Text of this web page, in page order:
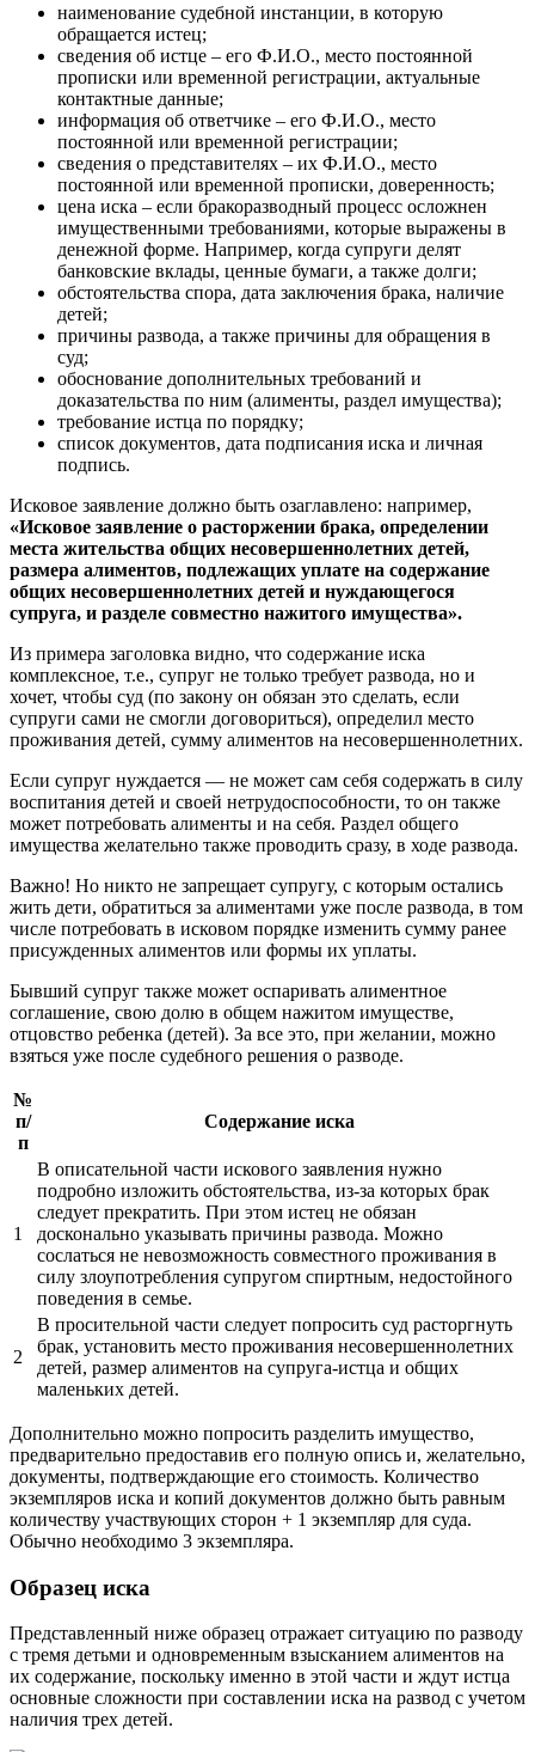
наименование судебной инстанции, в которую
обращается истец;
сведения об истце – его Ф.И.О., место постоянной
прописки или временной регистрации, актуальные
контактные данные;
информация об ответчике – его Ф.И.О., место
постоянной или временной регистрации;
сведения о представителях – их Ф.И.О., место
постоянной или временной прописки, доверенность;
цена иска – если бракоразводный процесс осложнен
имущественными требованиями, которые выражены в
денежной форме. Например, когда супруги делят
банковские вклады, ценные бумаги, а также долги;
обстоятельства спора, дата заключения брака, наличие
детей;
причины развода, а также причины для обращения в
суд;
обоснование дополнительных требований и
доказательства по ним (алименты, раздел имущества);
требование истца по порядку;
список документов, дата подписания иска и личная
подпись.
Исковое заявление должно быть озаглавлено: например,
«Исковое заявление о расторжении брака, определении
места жительства общих несовершеннолетних детей,
размера алиментов, подлежащих уплате на содержание
общих несовершеннолетних детей и нуждающегося
супруга, и разделе совместно нажитого имущества».
Из примера заголовка видно, что содержание иска
комплексное, т.е., супруг не только требует развода, но и
хочет, чтобы суд (по закону он обязан это сделать, если
супруги сами не смогли договориться), определил место
проживания детей, сумму алиментов на несовершеннолетних.
Если супруг нуждается — не может сам себя содержать в силу
воспитания детей и своей нетрудоспособности, то он также
может потребовать алименты и на себя. Раздел общего
имущества желательно также проводить сразу, в ходе развода.
Важно! Но никто не запрещает супругу, с которым остались
жить дети, обратиться за алиментами уже после развода, в том
числе потребовать в исковом порядке изменить сумму ранее
присужденных алиментов или формы их уплаты.
Бывший супруг также может оспаривать алиментное
соглашение, свою долю в общем нажитом имуществе,
отцовство ребенка (детей). За все это, при желании, можно
взяться уже после судебного решения о разводе.
№
п/
п
Содержание иска
1
В описательной части искового заявления нужно
подробно изложить обстоятельства, из-за которых брак
следует прекратить. При этом истец не обязан
досконально указывать причины развода. Можно
сослаться не невозможность совместного проживания в
силу злоупотребления супругом спиртным, недостойного
поведения в семье.
2
В просительной части следует попросить суд расторгнуть
брак, установить место проживания несовершеннолетних
детей, размер алиментов на супруга-истца и общих
маленьких детей.
Дополнительно можно попросить разделить имущество,
предварительно предоставив его полную опись и, желательно,
документы, подтверждающие его стоимость. Количество
экземпляров иска и копий документов должно быть равным
количеству участвующих сторон + 1 экземпляр для суда.
Обычно необходимо 3 экземпляра.
Образец иска
Представленный ниже образец отражает ситуацию по разводу
с тремя детьми и одновременным взысканием алиментов на
их содержание, поскольку именно в этой части и ждут истца
основные сложности при составлении иска на развод с учетом
наличия трех детей.